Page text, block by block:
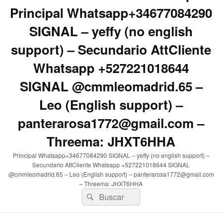
Principal Whatsapp+34677084290
SIGNAL – yeffy (no english
support) – Secundario AttCliente
Whatsapp +527221018644
SIGNAL @cmmleomadrid.65 –
Leo (English support) –
panterarosa1772@gmail.com –
Threema: JHXT6HHA
Principal Whatsapp+34677084290 SIGNAL – yeffy (no english support) –
Secundario AttCliente Whatsapp +527221018644 SIGNAL
@cmmleomadrid.65 – Leo (English support) – panterarosa1772@gmail.com
– Threema: JHXT6HHA
Buscar
por:
Buscar